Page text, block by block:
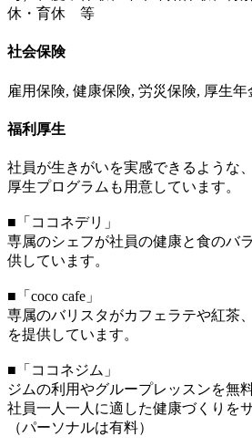
休・育休 等
社会保険
雇用保険, 健康保険, 労災保険, 厚生年
福利厚生
社員が生きがいを実感できるような
厚生プログラムも用意しています。
■「ココネデリ」
専属のシェフが社員の健康と食のバ
供しています。
■「coco cafe」
専属のバリスタがカフェラテや紅茶
を提供しています。
■「ココネジム」
ジムの利用やグループレッスンを無
社員一人一人に適した健康づくりを
（パーソナルは有料）